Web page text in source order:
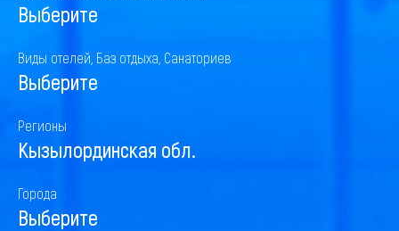
Выберите
Виды отелей, Баз отдыха, Санаториев
Выберите
Регионы
Кызылординская обл.
Города
Выберите